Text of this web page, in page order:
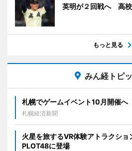
英明が２回戦へ 高
もっと見る
みん経トピ
札幌でゲームイベント10月開催
札幌経済新聞
火星を旅するVR体験アトラクシ
PLOT48に登場